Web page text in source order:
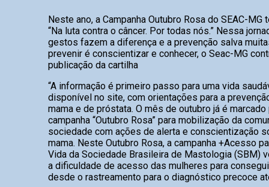
Neste ano, a Campanha Outubro Rosa do SEAC-MG
“Na luta contra o câncer. Por todas nós.” Nessa
gestos fazem a diferença e a prevenção salva
prevenir é conscientizar e conhecer, o Seac-MG
publicação da cartilha
“A informação é primeiro passo para uma vida
disponível no site, com orientações para a
mama e de próstata. O mês de outubro já é
campanha “Outubro Rosa” para mobilização da
sociedade com ações de alerta e conscientização
mama. Neste Outubro Rosa, a campanha +Acesso
Vida da Sociedade Brasileira de Mastologia (SBM)
a dificuldade de acesso das mulheres para
desde o rastreamento para o diagnóstico precoce